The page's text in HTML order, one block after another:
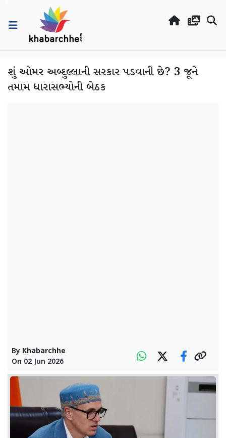
શું ઓમર અબ્દુલ્લાની સરકાર પડવાની છે? 3 જૂને
તમામ ધારાસભ્યોની બેઠક
By Khabarchhe
On 02 Jun 2026